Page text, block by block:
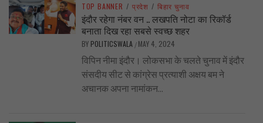
TOP BANNER / प्रदेश / बिहार चुनाव
इंदौर रहेगा नंबर वन .. लखपति नोटा का रिकॉर्ड
बनाता दिख रहा सबसे स्वच्छ शहर
BY POLITICSWALA / MAY 4, 2024
विपिन नीमा इंदौर। लोकसभा के चलते चुनाव में इंदौर
संसदीय सीट से कांग्रेस प्रत्याशी अक्षय बम ने
अचानक अपना नामांकन...